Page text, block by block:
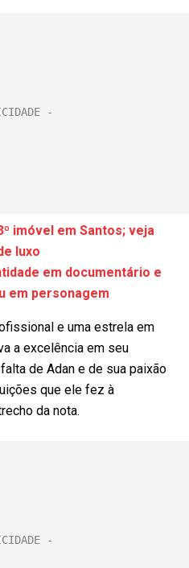
imóvel em Santos; veja
luxo
em documentário e
em personagem
e uma estrela em
a excelência em seu
de Adan e de sua paixão
que ele fez à
da nota.